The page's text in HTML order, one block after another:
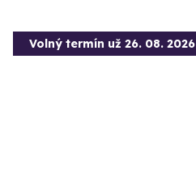
Volný termín už 26. 08. 2026